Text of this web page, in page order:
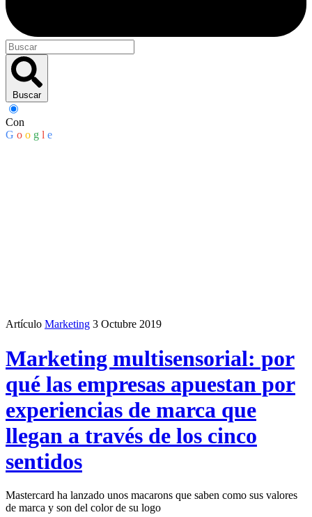
Buscar
Con
G o o g l e
Artículo Marketing 3 Octubre 2019
Marketing multisensorial: por
qué las empresas apuestan por
experiencias de marca que
llegan a través de los cinco
sentidos
Mastercard ha lanzado unos macarons que saben como sus valores
de marca y son del color de su logo